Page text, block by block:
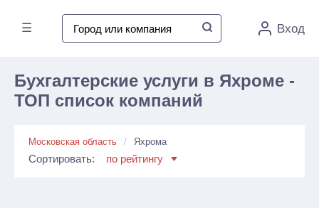
☰ Вход
Бухгалтерские услуги в Яхроме -
ТОП список компаний
Московская область Яхрома
Сортировать: по рейтингу